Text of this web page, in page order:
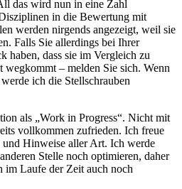
das wird nun in eine Zahl
in die Bewertung mit
werden nirgends angezeigt, weil sie
Falls Sie allerdings bei Ihrer
haben, dass sie im Vergleich zu
wegkommt – melden Sie sich. Wenn
ich die Stellschrauben
als „Work in Progress“. Nicht mit
vollkommen zufrieden. Ich freue
Hinweise aller Art. Ich werde
Stelle noch optimieren, daher
im Laufe der Zeit auch noch